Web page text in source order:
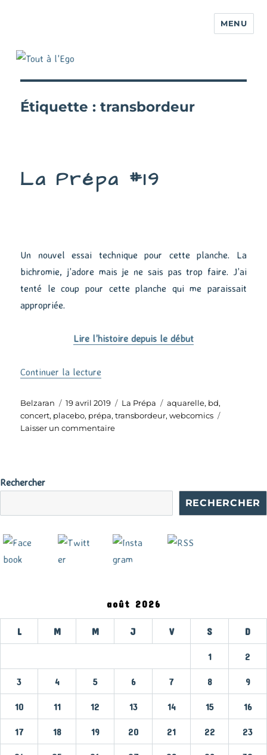
MENU
Étiquette :transbordeur
La Prépa #19
Un nouvel essai technique pour cette planche. La
bichromie, j’adore mais je ne sais pas trop faire. J’ai
tenté le coup pour cette planche qui me paraissait
appropriée.
Lire l’histoire depuis le début
Continuer la lecture
Auteur
Belzaran
Publié
le
19 avril 2019 Catégories
La Prépa Étiquettes
aquarelle, bd,
concert, placebo, prépa,transbordeur,webcomics
Laisser un commentairesur
Rechercher
RECHERCHER
août 2026
L M M J V S D
1 2
3 4 5 6 7 8 9
10 11 12 13 14 15 16
17 18 19 20 21 22 23